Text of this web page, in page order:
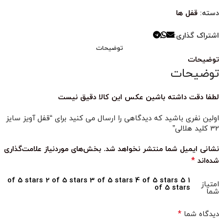
دسته: قفل ها
اشتراک گذاری:
توضیحات
توضیحات
توضیحات
لطفا دقت داشته باشین عکس این کالا دقیق نیست
اولین نفری باشید که دیدگاهی را ارسال می کنید برای “قفل آویز سایز
32 کلید هلالی”
نشانی ایمیل شما منتشر نخواهد شد. بخش‌های موردنیاز علامت‌گذاری
شده‌اند *
امتیاز
شما
1 of 5 stars
2 of 5 stars 3 of 5 stars 4 of 5 stars 5
of 5 stars
دیدگاه شما *